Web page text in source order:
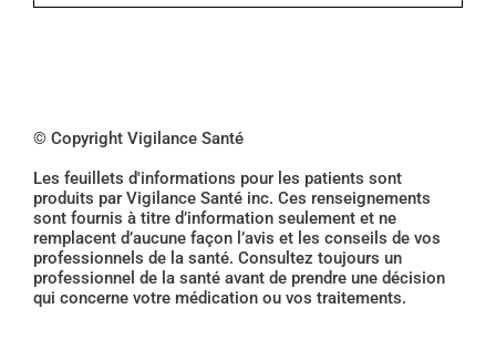
© Copyright Vigilance Santé
Les feuillets d'informations pour les patients sont
produits par Vigilance Santé inc. Ces renseignements
sont fournis à titre d’information seulement et ne
remplacent d’aucune façon l’avis et les conseils de vos
professionnels de la santé. Consultez toujours un
professionnel de la santé avant de prendre une décision
qui concerne votre médication ou vos traitements.